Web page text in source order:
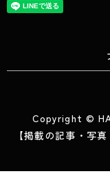
Copyright ©
【掲載の記事・写